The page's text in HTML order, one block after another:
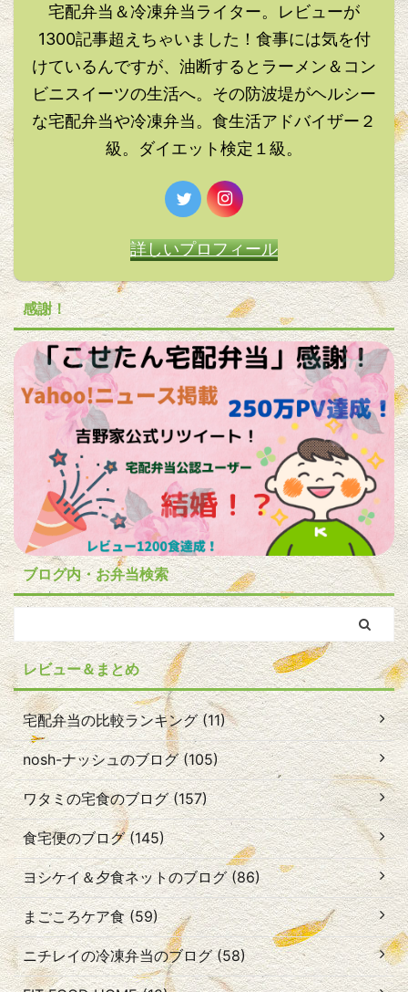
宅配弁当＆冷凍弁当ライター。レビューが
1300記事超えちゃいました！食事には気を付
けているんですが、油断するとラーメン＆コン
ビニスイーツの生活へ。その防波堤がヘルシー
な宅配弁当や冷凍弁当。食生活アドバイザー２
級。ダイエット検定１級。
詳しいプロフィール
感謝！
ブログ内・お弁当検索
レビュー＆まとめ
宅配弁当の比較ランキング (11)
nosh-ナッシュのブログ (105)
ワタミの宅食のブログ (157)
食宅便のブログ (145)
ヨシケイ＆夕食ネットのブログ (86)
まごころケア食 (59)
ニチレイの冷凍弁当のブログ (58)